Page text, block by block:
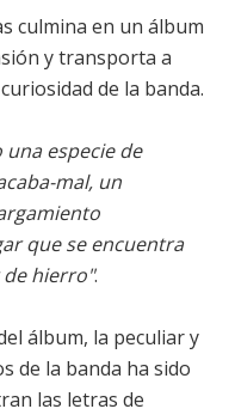
culmina en un álbum
y transporta a
de la banda.
una especie de
mal, un
que se encuentra
hierro".
álbum, la peculiar y
de la banda ha sido
las letras de